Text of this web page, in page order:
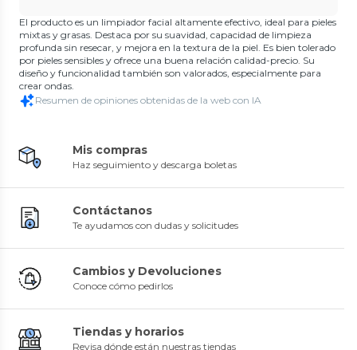
El producto es un limpiador facial altamente efectivo, ideal para pieles
mixtas y grasas. Destaca por su suavidad, capacidad de limpieza
profunda sin resecar, y mejora en la textura de la piel. Es bien tolerado
por pieles sensibles y ofrece una buena relación calidad-precio. Su
diseño y funcionalidad también son valorados, especialmente para
crear ondas.
Resumen de opiniones obtenidas de la web con IA
Mis compras
Haz seguimiento y descarga boletas
Contáctanos
Te ayudamos con dudas y solicitudes
Cambios y Devoluciones
Conoce cómo pedirlos
Tiendas y horarios
Revisa dónde están nuestras tiendas